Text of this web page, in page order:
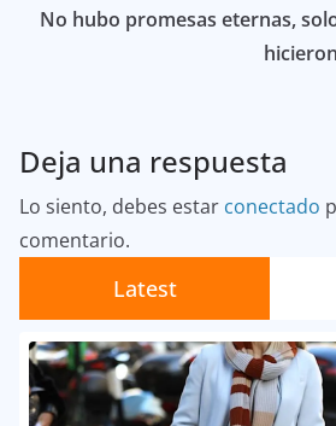
No hubo promesas eternas,
Deja una respuesta
Lo siento, debes estar conectado
comentario.
Latest